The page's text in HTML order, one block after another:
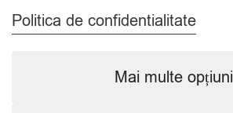
Ceaiuri
Politica de confidentialitate
Mai multe opțiuni